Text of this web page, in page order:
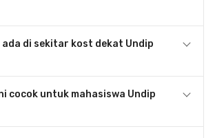
ada di sekitar kost dekat Undip
cocok untuk mahasiswa Undip